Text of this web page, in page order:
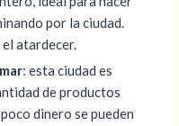
por la ciudad.
atardecer.
: esta ciudad es
de productos
dinero se pueden